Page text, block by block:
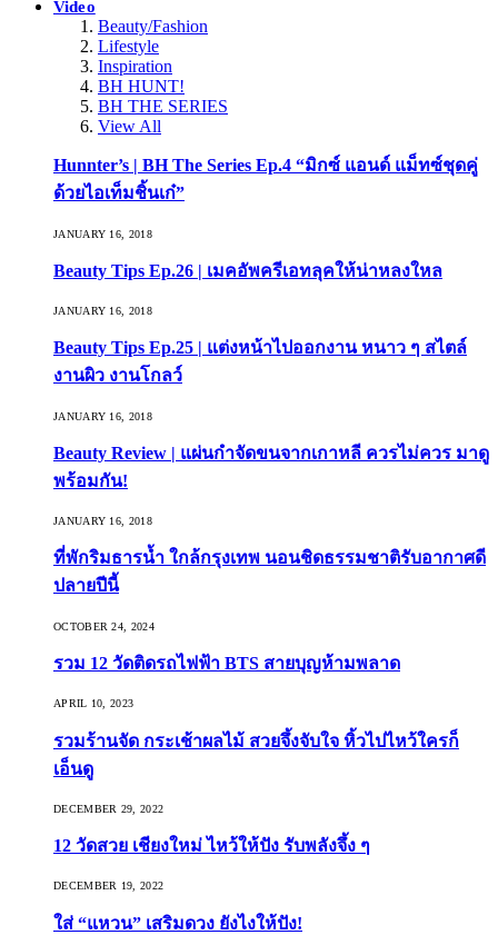
Video
Beauty/Fashion
Lifestyle
Inspiration
BH HUNT!
BH THE SERIES
View All
Hunnter’s | BH The Series Ep.4 “มิกซ์ แอนด์ แม็ทซ์ชุดคู่
ด้วยไอเท็มชิ้นเก๋”
JANUARY 16, 2018
Beauty Tips Ep.26 | เมคอัพครีเอทลุคให้น่าหลงใหล
JANUARY 16, 2018
Beauty Tips Ep.25 | แต่งหน้าไปออกงาน หนาว ๆ สไตล์
งานผิว งานโกลว์
JANUARY 16, 2018
Beauty Review | แผ่นกำจัดขนจากเกาหลี ควรไม่ควร มาดู
พร้อมกัน!
JANUARY 16, 2018
ที่พักริมธารน้ำ ใกล้กรุงเทพ นอนชิดธรรมชาติรับอากาศดี
ปลายปีนี้
OCTOBER 24, 2024
รวม 12 วัดติดรถไฟฟ้า BTS สายบุญห้ามพลาด
APRIL 10, 2023
รวมร้านจัด กระเช้าผลไม้ สวยจึ้งจับใจ หิ้วไปไหว้ใครก็
เอ็นดู
DECEMBER 29, 2022
12 วัดสวย เชียงใหม่ ไหว้ให้ปัง รับพลังจึ้ง ๆ
DECEMBER 19, 2022
ใส่ “แหวน” เสริมดวง ยังไงให้ปัง!